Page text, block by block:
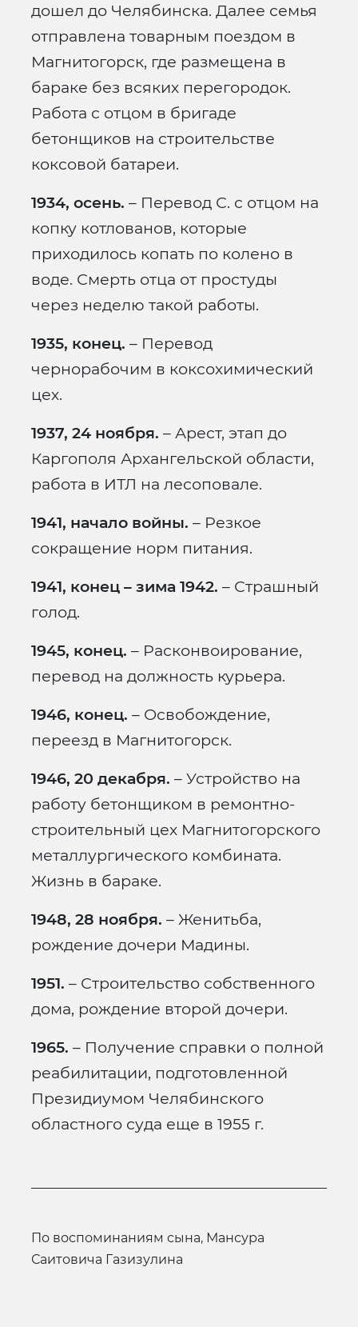
дошел до Челябинска. Далее семья
отправлена товарным поездом в
Магнитогорск, где размещена в
бараке без всяких перегородок.
Работа с отцом в бригаде
бетонщиков на строительстве
коксовой батареи.
1934, осень. – Перевод С. с отцом на
копку котлованов, которые
приходилось копать по колено в
воде. Смерть отца от простуды
через неделю такой работы.
1935, конец. – Перевод
чернорабочим в коксохимический
цех.
1937, 24 ноября. – Арест, этап до
Каргополя Архангельской области,
работа в ИТЛ на лесоповале.
1941, начало войны. – Резкое
сокращение норм питания.
1941, конец – зима 1942. – Страшный
голод.
1945, конец. – Расконвоирование,
перевод на должность курьера.
1946, конец. – Освобождение,
переезд в Магнитогорск.
1946, 20 декабря. – Устройство на
работу бетонщиком в ремонтно-
строительный цех Магнитогорского
металлургического комбината.
Жизнь в бараке.
1948, 28 ноября. – Женитьба,
рождение дочери Мадины.
1951. – Строительство собственного
дома, рождение второй дочери.
1965. – Получение справки о полной
реабилитации, подготовленной
Президиумом Челябинского
областного суда еще в 1955 г.
по воспоминаниям сына, Мансура
Саитовича Газизулина